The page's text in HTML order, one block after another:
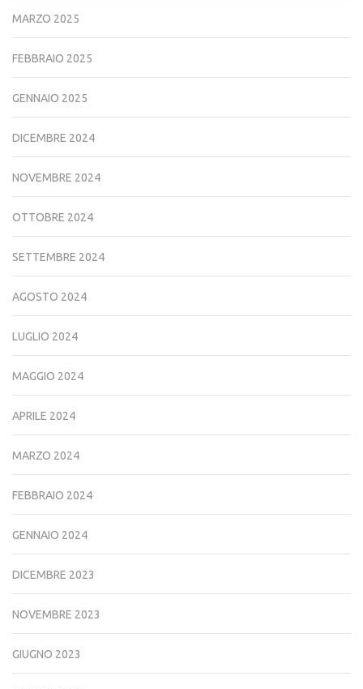
MARZO 2025
FEBBRAIO 2025
GENNAIO 2025
DICEMBRE 2024
NOVEMBRE 2024
OTTOBRE 2024
SETTEMBRE 2024
AGOSTO 2024
LUGLIO 2024
MAGGIO 2024
APRILE 2024
MARZO 2024
FEBBRAIO 2024
GENNAIO 2024
DICEMBRE 2023
NOVEMBRE 2023
GIUGNO 2023